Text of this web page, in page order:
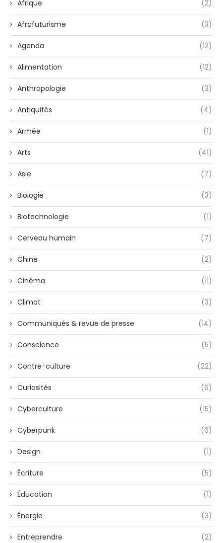
Afrique (2)
Afrofuturisme (3)
Agenda (12)
Alimentation (12)
Anthropologie (3)
Antiquités (4)
Armée (1)
Arts (41)
Asie (7)
Biologie (3)
Biotechnologie (1)
Cerveau humain (7)
Chine (2)
Cinéma (11)
Climat (3)
Communiqués & revue de presse (14)
Conscience (5)
Contre-culture (22)
Curiosités (6)
Cyberculture (15)
Cyberpunk (6)
Design (1)
Écriture (5)
Éducation (1)
Énergie (3)
Entreprendre (2)